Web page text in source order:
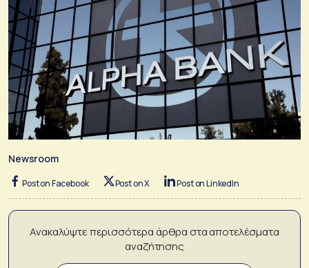
Newsroom
Post on Facebook Post on X Post on LinkedIn
Ανακαλύψτε περισσότερα άρθρα στα αποτελέσματα
αναζήτησης